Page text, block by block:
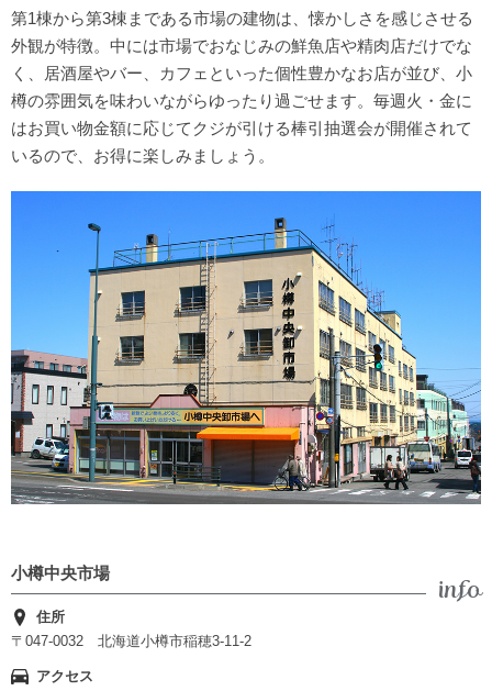
第1棟から第3棟まである市場の建物は、懐かしさを感じさせる
外観が特徴。中には市場でおなじみの鮮魚店や精肉店だけでな
く、居酒屋やバー、カフェといった個性豊かなお店が並び、小
樽の雰囲気を味わいながらゆったり過ごせます。毎週火・金に
はお買い物金額に応じてクジが引ける棒引抽選会が開催されて
いるので、お得に楽しみましょう。
小樽中央市場
住所
〒047-0032 北海道小樽市稲穂3-11-2
アクセス